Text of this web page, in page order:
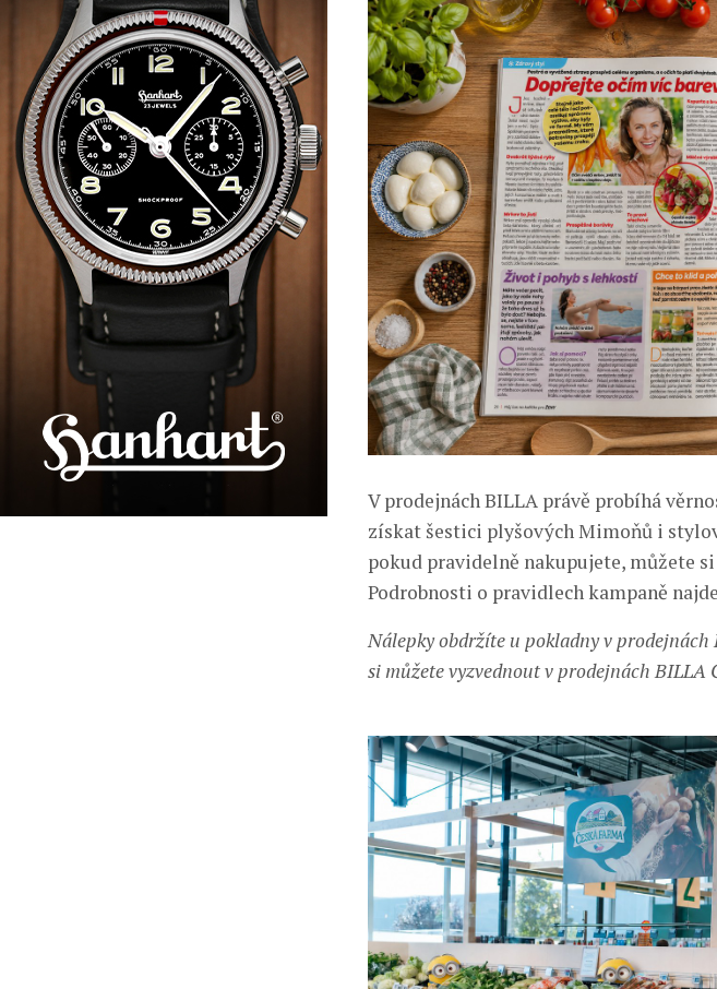
V prodejnách BILLA právě probíhá
získat šestici plyšových Mimoňů i
pokud pravidelně nakupujete, můžete
Podrobnosti o pravidlech kampaně
Nálepky obdržíte u pokladny v prodejnách
si můžete vyzvednout v prodejnách BILLA